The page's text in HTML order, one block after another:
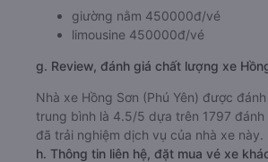
giường nằm 450000đ/vé
limousine 450000đ/vé
g. Review, đánh giá chất lượng xe
Nhà xe Hồng Sơn (Phú Yên) được
trung bình là 4.5/5 dựa trên 1797
đã trải nghiệm dịch vụ của nhà xe này.
h. Thông tin liên hệ, đặt mua vé xe